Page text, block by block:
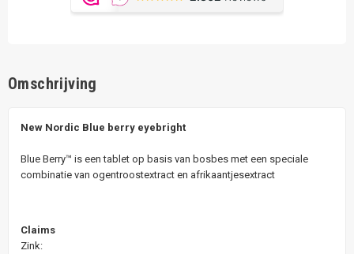
Omschrijving
New Nordic Blue berry eyebright
Blue Berry™ is een tablet op basis van bosbes met een speciale
combinatie van ogentroostextract en afrikaantjesextract
Claims
Zink: